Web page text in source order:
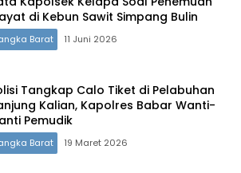
di Kebun Sawit Simpang Bulin
Barat 11 Juni 2026
Tangkap Calo Tiket di Pelabuhan
Kalian, Kapolres Babar Wanti-
Pemudik
Barat 19 Maret 2026